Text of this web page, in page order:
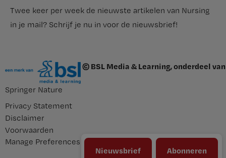
Nieuwsbrief Abonneren
Twee keer per week de nieuwste artikelen van Nursing
in je mail? Schrijf je nu in voor de nieuwsbrief!
© BSL Media & Learning, onderdeel van
Springer Nature
Privacy Statement
Disclaimer
Voorwaarden
Manage Preferences